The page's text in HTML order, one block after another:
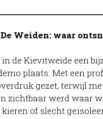
Weiden: waar
de Kievitweide een
plaats. Met een
gezet, terwijl
zichtbaar werd waar
of slecht